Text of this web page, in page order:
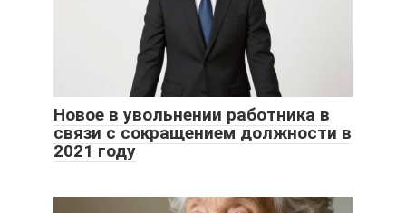
Новое в увольнении работника в
связи с сокращением должности в
2021 году